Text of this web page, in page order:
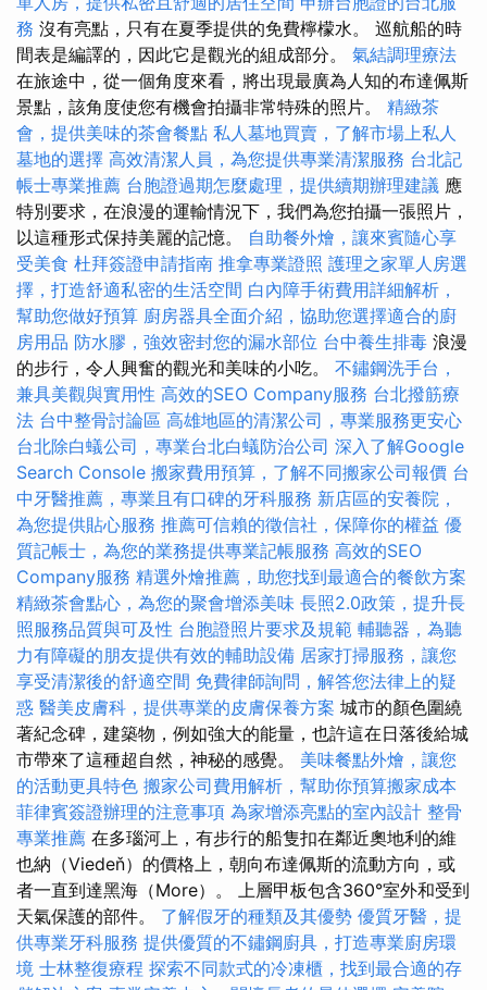
務 沒有亮點，只有在夏季提供的免費檸檬水。 巡航船的時
間表是編譯的，因此它是觀光的組成部分。 氣結調理療法
在旅途中，從一個角度來看，將出現最廣為人知的布達佩斯
景點，該角度使您有機會拍攝非常特殊的照片。 精緻茶
會，提供美味的茶會餐點 私人墓地買賣，了解市場上私人
墓地的選擇 高效清潔人員，為您提供專業清潔服務 台北記
帳士專業推薦 台胞證過期怎麼處理，提供續期辦理建議 應
特別要求，在浪漫的運輸情況下，我們為您拍攝一張照片，
以這種形式保持美麗的記憶。 自助餐外燴，讓來賓隨心享
受美食 杜拜簽證申請指南 推拿專業證照 護理之家單人房選
擇，打造舒適私密的生活空間 白內障手術費用詳細解析，
幫助您做好預算 廚房器具全面介紹，協助您選擇適合的廚
房用品 防水膠，強效密封您的漏水部位 台中養生排毒 浪漫
的步行，令人興奮的觀光和美味的小吃。 不鏽鋼洗手台，
兼具美觀與實用性 高效的SEO Company服務 台北撥筋療
法 台中整骨討論區 高雄地區的清潔公司，專業服務更安心
台北除白蟻公司，專業台北白蟻防治公司 深入了解Google
Search Console 搬家費用預算，了解不同搬家公司報價 台
中牙醫推薦，專業且有口碑的牙科服務 新店區的安養院，
為您提供貼心服務 推薦可信賴的徵信社，保障你的權益 優
質記帳士，為您的業務提供專業記帳服務 高效的SEO
Company服務 精選外燴推薦，助您找到最適合的餐飲方案
精緻茶會點心，為您的聚會增添美味 長照2.0政策，提升長
照服務品質與可及性 台胞證照片要求及規範 輔聽器，為聽
力有障礙的朋友提供有效的輔助設備 居家打掃服務，讓您
享受清潔後的舒適空間 免費律師詢問，解答您法律上的疑
惑 醫美皮膚科，提供專業的皮膚保養方案 城市的顏色圍繞
著紀念碑，建築物，例如強大的能量，也許這在日落後給城
市帶來了這種超自然，神秘的感覺。 美味餐點外燴，讓您
的活動更具特色 搬家公司費用解析，幫助你預算搬家成本
菲律賓簽證辦理的注意事項 為家增添亮點的室內設計 整骨
專業推薦 在多瑙河上，有步行的船隻扣在鄰近奧地利的維
也納（Viedeň）的價格上，朝向布達佩斯的流動方向，或
者一直到達黑海（More）。 上層甲板包含360°室外和受到
天氣保護的部件。 了解假牙的種類及其優勢 優質牙醫，提
供專業牙科服務 提供優質的不鏽鋼廚具，打造專業廚房環
境 士林整復療程 探索不同款式的冷凍櫃，找到最合適的存